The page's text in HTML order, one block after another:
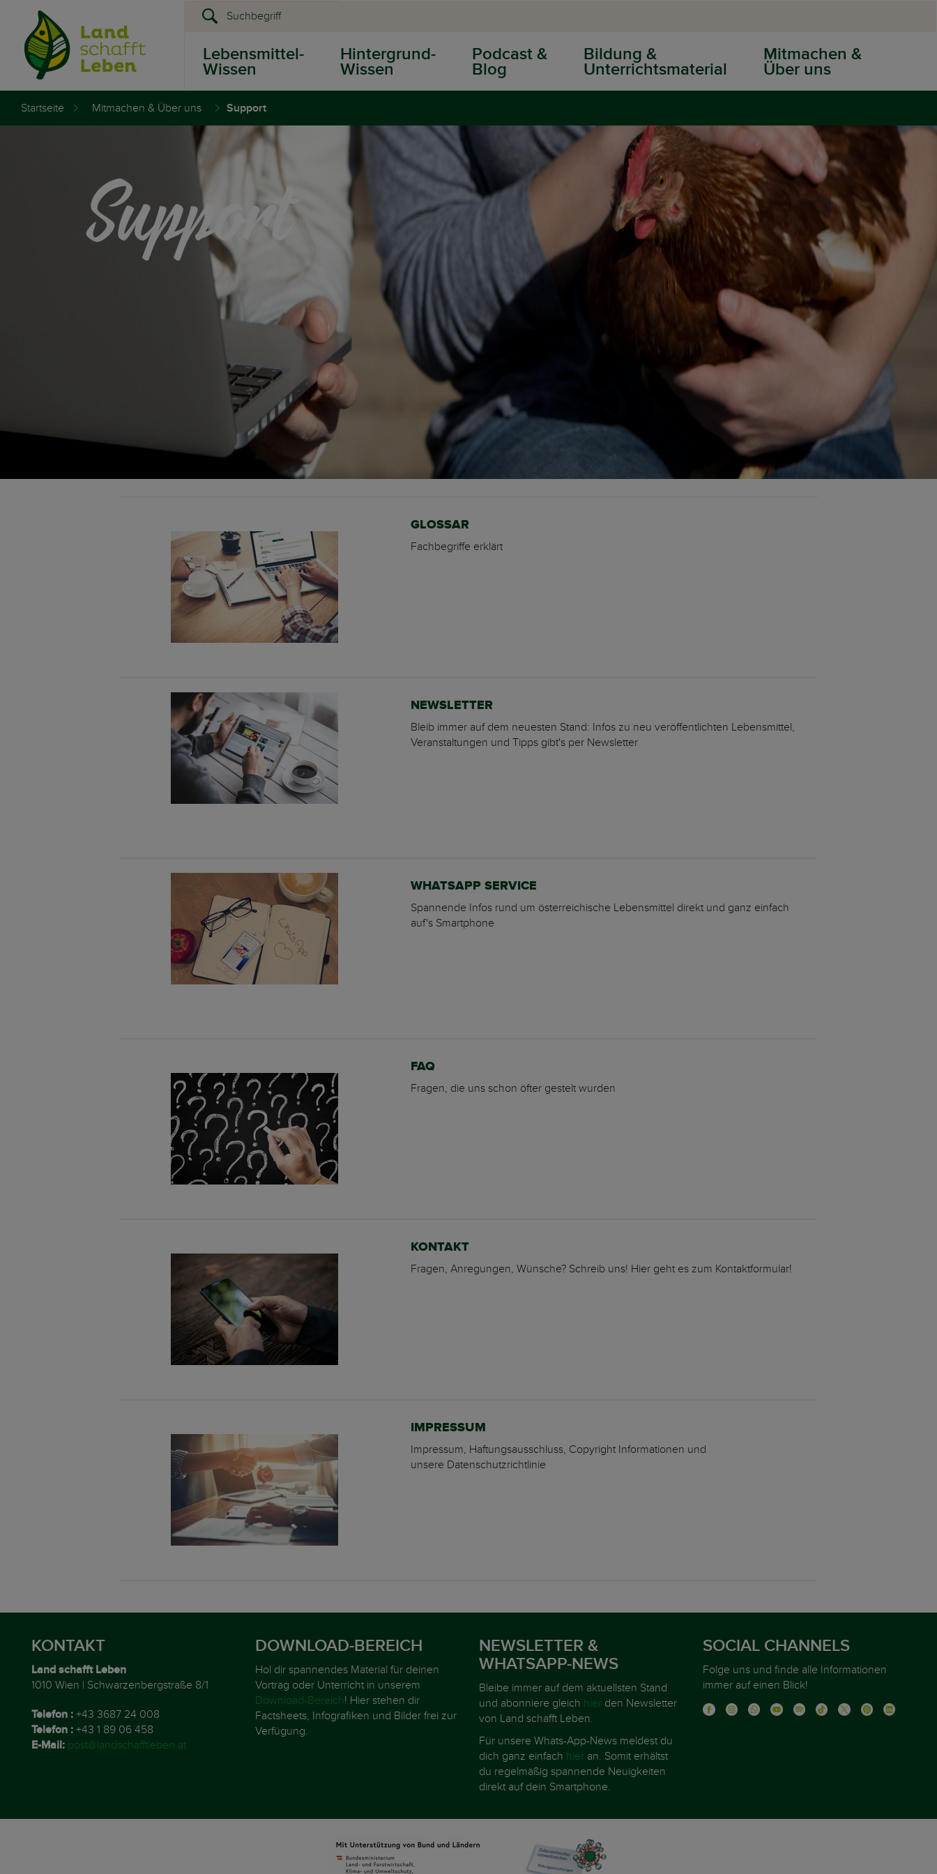
Lebensmittel-
Wissen
Hintergrund-
Wissen
Podcast &
Blog
Bildung &
Unterrichtsmaterial
Mitmachen &
Über uns
Presse &
Events
Startseite Mitmachen & Über uns Support
Support
GLOSSAR
Fachbegriffe erklärt
NEWSLETTER
Bleib immer auf dem neuesten Stand: Infos zu neu veröffentlichten Lebensmittel,
Veranstaltungen und Tipps gibt's per Newsletter
WHATSAPP SERVICE
Spannende Infos rund um österreichische Lebensmittel direkt und ganz einfach
auf's Smartphone
FAQ
Fragen, die uns schon öfter gestelt wurden
KONTAKT
Fragen, Anregungen, Wünsche? Schreib uns! Hier geht es zum Kontaktformular!
IMPRESSUM
Impressum, Haftungsausschluss, Copyright Informationen und
unsere Datenschutzrichtlinie
KONTAKT
Land schafft Leben
1010 Wien | Schwarzenbergstraße 8/1
Telefon : +43 3687 24 008
Telefon : +43 1 89 06 458
E-Mail: post@landschafftleben.at
DOWNLOAD-BEREICH
Hol dir spannendes Material für deinen
Vortrag oder Unterricht in unserem
Download-Bereich! Hier stehen dir
Factsheets, Infografiken und Bilder frei zur
Verfügung.
NEWSLETTER &
WHATSAPP-NEWS
Bleibe immer auf dem aktuellsten Stand
und abonniere gleich hier den Newsletter
von Land schafft Leben.
Für unsere Whats-App-News meldest du
dich ganz einfach hier an. Somit erhältst
du regelmäßig spannende Neuigkeiten
direkt auf dein Smartphone.
SOCIAL CHANNELS
Folge uns und finde alle Informationen
immer auf einen Blick!